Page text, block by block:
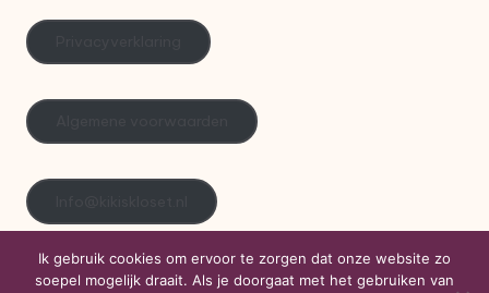
Ik gebruik cookies om ervoor te zorgen dat onze website zo
soepel mogelijk draait. Als je doorgaat met het gebruiken van